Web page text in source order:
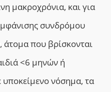
μακροχρόνια, και για
συνδρόμου
άτομα που βρίσκονται
<6 μηνών ή
νόσημα, τα